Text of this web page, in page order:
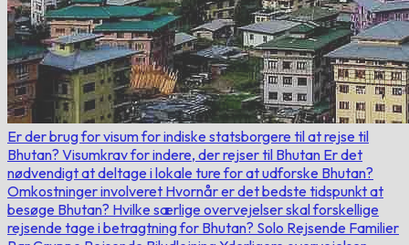
Er der brug for visum for indiske statsborgere til at rejse til
Bhutan? Visumkrav for indere, der rejser til Bhutan Er det
nødvendigt at deltage i lokale ture for at udforske Bhutan?
Omkostninger involveret Hvornår er det bedste tidspunkt at
besøge Bhutan? Hvilke særlige overvejelser skal forskellige
rejsende tage i betragtning for Bhutan? Solo Rejsende Familier